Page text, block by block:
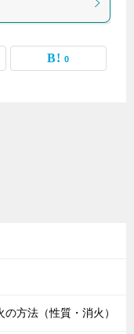
0
方法（性質・消火）